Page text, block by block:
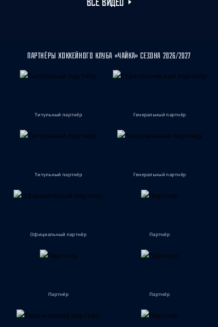
ПАРТНЁРЫ ХОККЕЙНОГО КЛУБА «ЧАЙКА» СЕЗОНА 2026/2027
Титульный партнёр Генеральный партнёр
Титульный партнёр Генеральный партнёр
Официальный партнёр Партнёр
Партнёр Партнёр